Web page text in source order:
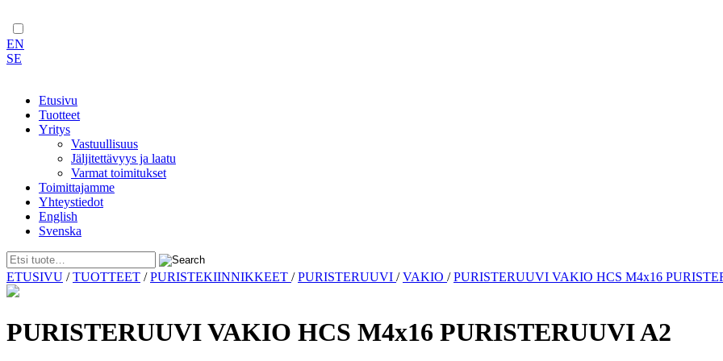
EN
SE
Etusivu
Tuotteet
Yritys
Vastuullisuus
Jäljitettävyys ja laatu
Varmat toimitukset
Toimittajamme
Yhteystiedot
English
Svenska
Skip
to
ETUSIVU /TUOTTEET /PURISTEKIINNIKKEET /PURISTERUUVI /VAKIO /PURISTERUUVI VAKIO HCS M4x16
PURISTERUUVI VAKIO HCS M4x16 PURISTERUUVI A2